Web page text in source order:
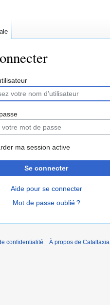
ma session active
Se connecter
Aide pour se connecter
Mot de passe oublié ?
confidentialité À propos de Catallaxia